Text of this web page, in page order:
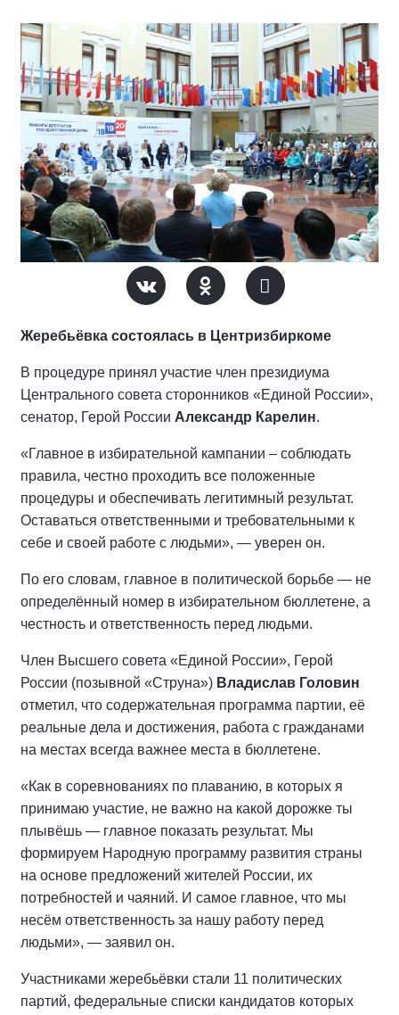
Жеребьёвка состоялась в Центризбиркоме
В процедуре принял участие член президиума
Центрального совета сторонников «Единой России»,
сенатор, Герой России Александр Карелин.
«Главное в избирательной кампании – соблюдать
правила, честно проходить все положенные
процедуры и обеспечивать легитимный результат.
Оставаться ответственными и требовательными к
себе и своей работе с людьми», — уверен он.
По его словам, главное в политической борьбе — не
определённый номер в избирательном бюллетене, а
честность и ответственность перед людьми.
Член Высшего совета «Единой России», Герой
России (позывной «Струна») Владислав Головин
отметил, что содержательная программа партии, её
реальные дела и достижения, работа с гражданами
на местах всегда важнее места в бюллетене.
«Как в соревнованиях по плаванию, в которых я
принимаю участие, не важно на какой дорожке ты
плывёшь — главное показать результат. Мы
формируем Народную программу развития страны
на основе предложений жителей России, их
потребностей и чаяний. И самое главное, что мы
несём ответственность за нашу работу перед
людьми», — заявил он.
Участниками жеребьёвки стали 11 политических
партий, федеральные списки кандидатов которых